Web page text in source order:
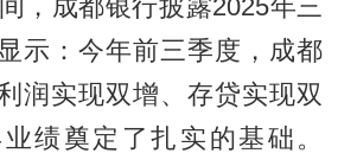
，成都银行披露2025年三
示：今年前三季度，成都
润实现双增、存贷实现双
绩奠定了扎实的基础。